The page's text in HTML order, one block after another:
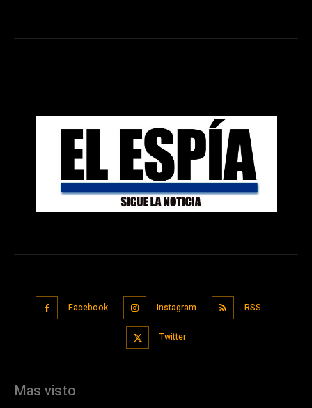
Facebook Instagram RSS
Twitter
Mas visto